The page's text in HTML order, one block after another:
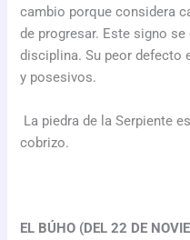
cambio porque considera
de progresar. Este signo
disciplina. Su peor defecto
y posesivos.
La piedra de la Serpiente
cobrizo.
EL BÚHO (DEL 22 DE